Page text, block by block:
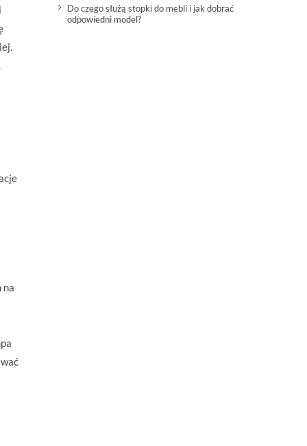
na
Do czego służą stopki do mebli i jak dobrać
odpowiedni model?